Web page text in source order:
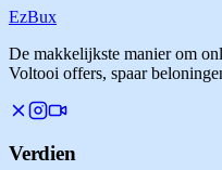
EzBux
De makkelijkste manier om
Voltooi offers, spaar
Verdien